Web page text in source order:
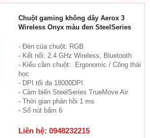
Chuột gaming không dây Aerox 3
Wireless Onyx màu đen SteelSeries
- Đèn của chuột: RGB
- Kết nối: 2.4 GHz Wireless, Bluetooth
- Kiểu cầm chuột: Ergonomic / Công thái
học
- DPI tối đa 18000DPI
- Cảm biến SteelSeries TrueMove Air
- Thời gian phản hồi 1 ms
- Số nút bấm 6
Liên hệ: 0948232215